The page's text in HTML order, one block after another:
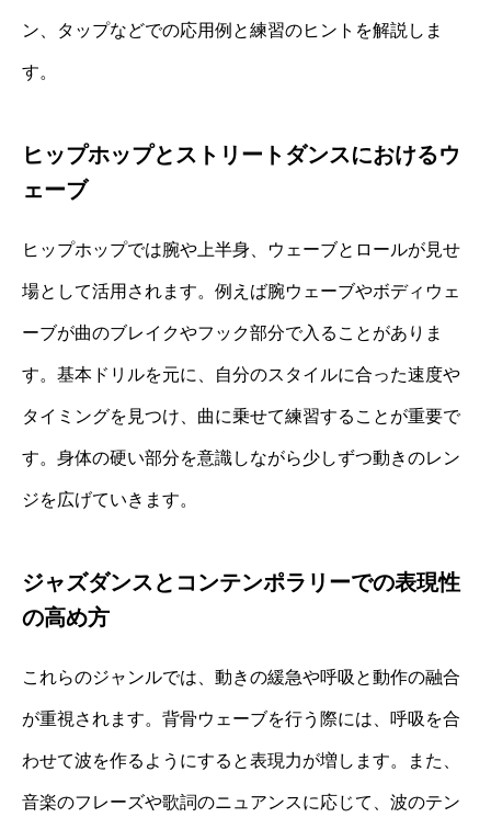
ン、タップなどでの応用例と練習のヒントを解説しま
す。
ヒップホップとストリートダンスにおけるウ
ェーブ
ヒップホップでは腕や上半身、ウェーブとロールが見せ
場として活用されます。例えば腕ウェーブやボディウェ
ーブが曲のブレイクやフック部分で入ることがありま
す。基本ドリルを元に、自分のスタイルに合った速度や
タイミングを見つけ、曲に乗せて練習することが重要で
す。身体の硬い部分を意識しながら少しずつ動きのレン
ジを広げていきます。
ジャズダンスとコンテンポラリーでの表現性
の高め方
これらのジャンルでは、動きの緩急や呼吸と動作の融合
が重視されます。背骨ウェーブを行う際には、呼吸を合
わせて波を作るようにすると表現力が増します。また、
音楽のフレーズや歌詞のニュアンスに応じて、波のテン